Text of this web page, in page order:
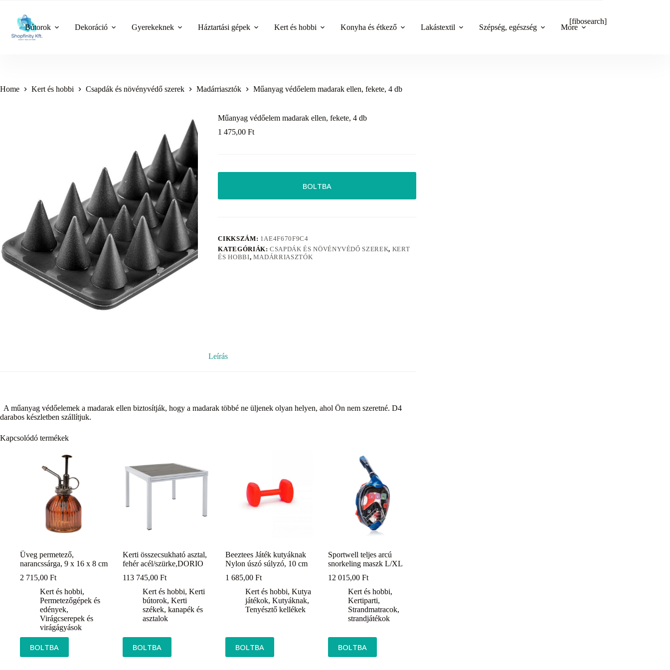
content
Bútorok Dekoráció Gyerekeknek Háztartási gépek Kert és hobbi Konyha és étkező Lakástextil Szépség, egészség More
[fibosearch]
Home Kert és hobbi Csapdák és növényvédő szerek Madárriasztók Műanyag védőelem madarak ellen, fekete, 4 db
Műanyag védőelem madarak ellen, fekete, 4 db
1 475,00Ft
BOLTBA
CIKKSZÁM: 1AE4F670F9C4
KATEGÓRIÁK:CSAPDÁK ÉS NÖVÉNYVÉDŐ SZEREK, KERT
ÉS HOBBI, MADÁRRIASZTÓK
Leírás
A műanyag védőelemek a madarak ellen biztosítják, hogy a madarak többé ne üljenek olyan helyen, ahol Ön nem szeretné. D4
darabos készletben szállítjuk.
Kapcsolódó termékek
Üveg permetező,
narancssárga, 9 x 16 x 8 cm
2 715,00 Ft
Kert és hobbi,
Permetezőgépek és
edények,
Virágcserepek és
virágágyások
BOLTBA
Kerti összecsukható asztal,
fehér acél/szürke,DORIO
113 745,00Ft
Kert és hobbi,Kerti
bútorok,Kerti
székek, kanapék és
asztalok
BOLTBA
Beeztees Játék kutyáknak
Nylon úszó súlyzó, 10 cm
1 685,00Ft
Kert és hobbi,Kutya
játékok,Kutyáknak,
Tenyésztő kellékek
BOLTBA
Sportwell teljes arcú
snorkeling maszk L/XL
12 015,00Ft
Kert és hobbi,
Kertiparti,
Strandmatracok,
strandjátékok
BOLTBA